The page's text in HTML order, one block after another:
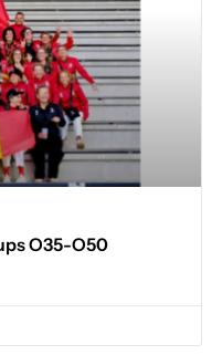
O35-O50